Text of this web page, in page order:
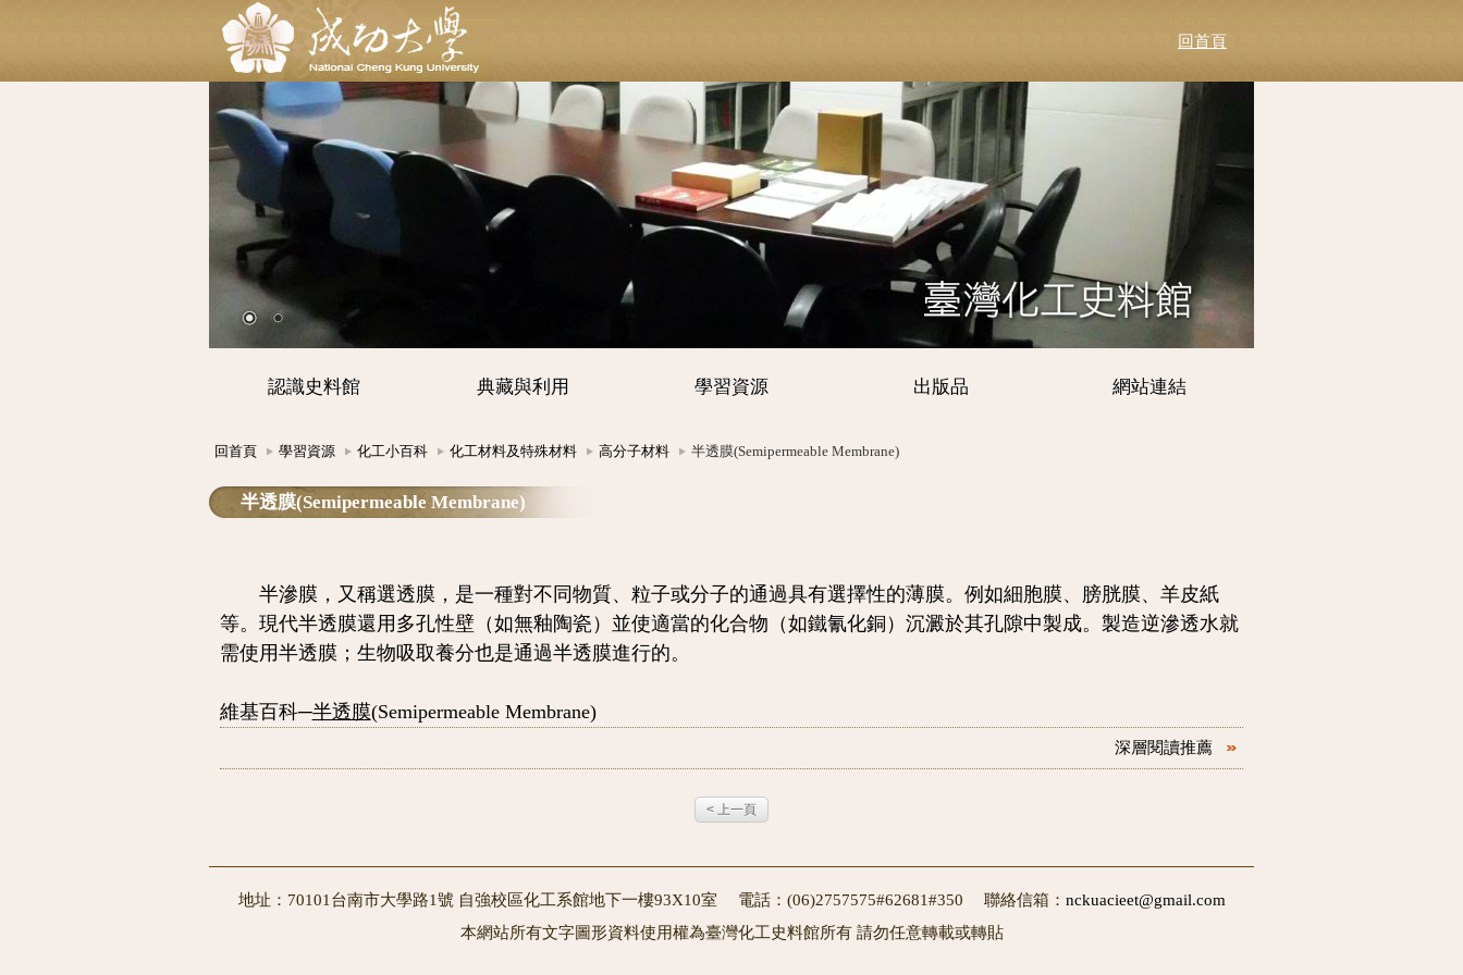
回首頁
認識史料館 典藏與利用 學習資源 出版品 網站連結
回首頁 學習資源 化工小百科 化工材料及特殊材料 高分子材料 半透膜(Semipermeable Membrane)
半透膜(Semipermeable Membrane)
半滲膜，又稱選透膜，是一種對不同物質、粒子或分子的通過具有選擇性的薄膜。例如細胞膜、膀胱膜、羊皮紙
等。現代半透膜還用多孔性壁（如無釉陶瓷）並使適當的化合物（如鐵氰化銅）沉澱於其孔隙中製成。製造逆滲透水就
需使用半透膜；生物吸取養分也是通過半透膜進行的。
維基百科─半透膜(Semipermeable Membrane)
深層閱讀推薦
< 上一頁
地址：70101台南市大學路1號 自強校區化工系館地下一樓93X10室 電話：(06)2757575#62681#350 聯絡信箱： nckuacieet@gmail.com
本網站所有文字圖形資料使用權為臺灣化工史料館所有 請勿任意轉載或轉貼